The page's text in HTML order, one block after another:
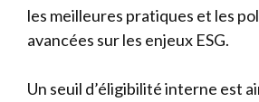
les meilleures pratiques et les
avancées sur les enjeux ESG.
Un seuil d’éligibilité interne est